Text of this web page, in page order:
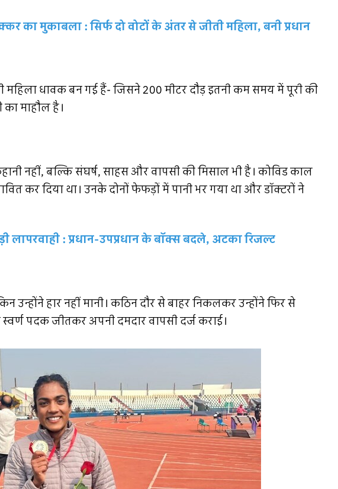
का मुकाबला : सिर्फ दो वोटों के अंतर से जीती महिला, बनी प्रधान
धावक बन गई हैं- जिसने 200 मीटर दौड़ इतनी कम समय में पूरी की
माहौल है।
नहीं, बल्कि संघर्ष, साहस और वापसी की मिसाल भी है। कोविड काल
कर दिया था। उनके दोनों फेफड़ों में पानी भर गया था और डॉक्टरों ने
लापरवाही : प्रधान-उपप्रधान के बॉक्स बदले, अटका रिजल्ट
उन्होंने हार नहीं मानी। कठिन दौर से बाहर निकलकर उन्होंने फिर से
पदक जीतकर अपनी दमदार वापसी दर्ज कराई।